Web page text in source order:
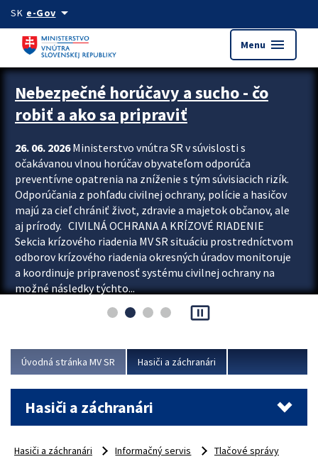
Preskocit na hlavný obsah
SK e-Govarrow_drop_down
Menu menu
Zastavit automatický posun upútavok
Nebezpečné horúčavy a sucho - čo
robiť a ako sa pripraviť
26. 06. 2026Ministerstvo vnútra SR v súvislosti s
očakávanou vlnou horúčav obyvateľom odporúča
preventívne opatrenia na zníženie s tým súvisiacich rizík.
Odporúčania z pohľadu civilnej ochrany, polície a hasičov
majú za cieľ chrániť život, zdravie a majetok občanov, ale
aj prírody. CIVILNÁ OCHRANA A KRÍZOVÉ RIADENIE
Sekcia krízového riadenia MV SR situáciu prostredníctvom
odborov krízového riadenia okresných úradov monitoruje
a koordinuje pripravenosť systému civilnej ochrany na
možné následky týchto...
pause_presentation
Úvodná stránka MV SR Hasiči a záchranári
Hasiči a záchranári
Hasiči a záchranári Informačný servis Tlačové správy